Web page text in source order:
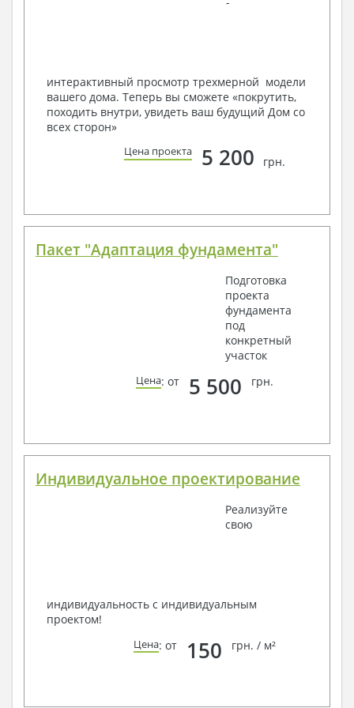
условий, за дополнительную плату.
Получить профессиональную консультацию у
наших специалистов, Вы можете любым
способом связи: закажите обратный звонок,
по viber, e-mail, телефон -
интерактивный просмотр трехмерной модели
вашего дома. Теперь вы сможете «покрутить,
походить внутри, увидеть ваш будущий Дом со
всех сторон»
Цена проекта 5 200 грн.
Пакет "Адаптация фундамента"
Подготовка
проекта
фундамента
под
конкретный
участок
Цена: от 5 500 грн.
Индивидуальное проектирование
Реализуйте
свою
индивидуальность с индивидуальным
проектом!
Цена: от 150 грн. / м²